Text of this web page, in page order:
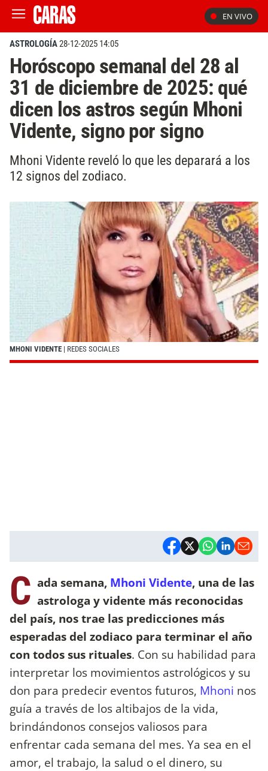
EN VIVO
ASTROLOGÍA28-12-2025 14:05
Horóscopo semanal del 28 al
31 de diciembre de 2025: qué
dicen los astros según Mhoni
Vidente, signo por signo
Mhoni Vidente reveló lo que les deparará a los
12 signos del zodiaco.
MHONI VIDENTE | REDES SOCIALES
C ada semana, Mhoni Vidente, una de las
astrologa y vidente más reconocidas
del país, nos trae las predicciones más
esperadas del zodiaco para terminar el año
con todos sus rituales. Con su habilidad para
interpretar los movimientos astrológicos y su
don para predecir eventos futuros, Mhoni nos
guía a través de los altibajos de la vida,
brindándonos consejos valiosos para
enfrentar cada semana del mes. Ya sea en el
amor, el trabajo, la salud o el dinero, su